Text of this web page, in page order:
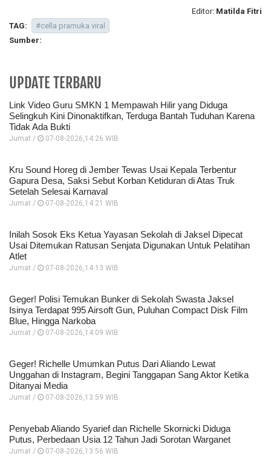
Editor: Matilda Fitri
TAG:
#cella pramuka viral
Sumber:
UPDATE TERBARU
Link Video Guru SMKN 1 Mempawah Hilir yang Diduga
Selingkuh Kini Dinonaktifkan, Terduga Bantah Tuduhan Karena
Tidak Ada Bukti
Jumat / 07-08-2026,14:26 WIB
Kru Sound Horeg di Jember Tewas Usai Kepala Terbentur
Gapura Desa, Saksi Sebut Korban Ketiduran di Atas Truk
Setelah Selesai Karnaval
Jumat / 07-08-2026,14:21 WIB
Inilah Sosok Eks Ketua Yayasan Sekolah di Jaksel Dipecat
Usai Ditemukan Ratusan Senjata Digunakan Untuk Pelatihan
Atlet
Jumat / 07-08-2026,14:13 WIB
Geger! Polisi Temukan Bunker di Sekolah Swasta Jaksel
Isinya Terdapat 995 Airsoft Gun, Puluhan Compact Disk Film
Blue, Hingga Narkoba
Jumat / 07-08-2026,14:09 WIB
Geger! Richelle Umumkan Putus Dari Aliando Lewat
Unggahan di Instagram, Begini Tanggapan Sang Aktor Ketika
Ditanyai Media
Jumat / 07-08-2026,13:59 WIB
Penyebab Aliando Syarief dan Richelle Skornicki Diduga
Putus, Perbedaan Usia 12 Tahun Jadi Sorotan Warganet
Jumat / 07-08-2026,13:56 WIB